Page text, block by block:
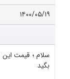
۱۴۰۰/۰۵/۱۹
سلام ؛ قیمت
بگید